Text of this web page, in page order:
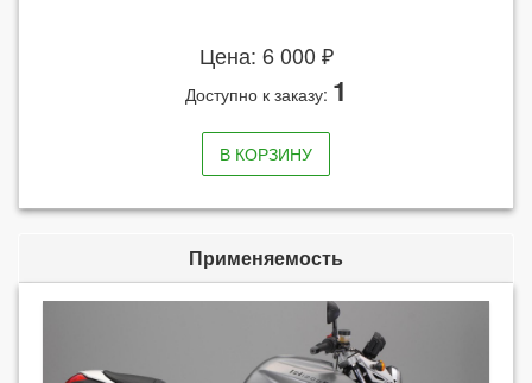
Цена: 6 000 ₽
Доступно к заказу: 1
В КОРЗИНУ
Применяемость